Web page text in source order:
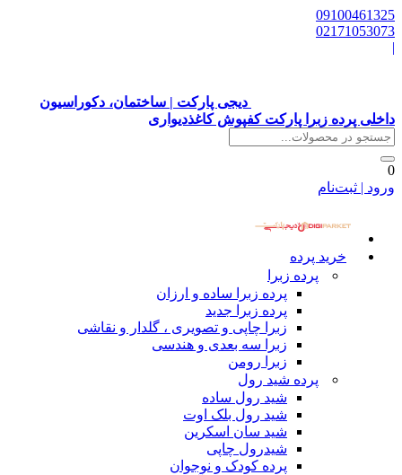
09100461325
02171053073
|
دیجی پارکت | ساختمان، دکوراسیون
داخلی پرده زبرا پارکت کفپوش کاغذدیواری
0
ورود | ثبت‌نام
خرید پرده
پرده زبرا
پرده زبرا ساده و ارزان
پرده زبرا جدید
زبرا چاپی و تصویری ، گلدار و نقاشی
زبرا سه بعدی و هندسی
زبرا رومن
پرده شید رول
شید رول ساده
شید رول بلک اوت
شید سان اسکرین
شیدرول چاپی
پرده کودک و نوجوان